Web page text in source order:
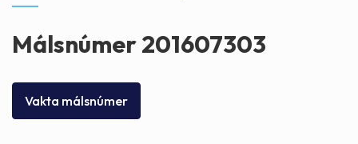
Málsnúmer 201607303
Vakta málsnúmer